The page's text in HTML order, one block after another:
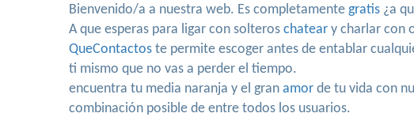
Bienvenido/a a nuestra web. Es completamente gratis ¿a
A que esperas para ligar con solteros chatear y charlar con
QueContactos te permite escoger antes de entablar
ti mismo que no vas a perder el tiempo.
encuentra tu media naranja y el gran amor de tu vida con
combinación posible de entre todos los usuarios.